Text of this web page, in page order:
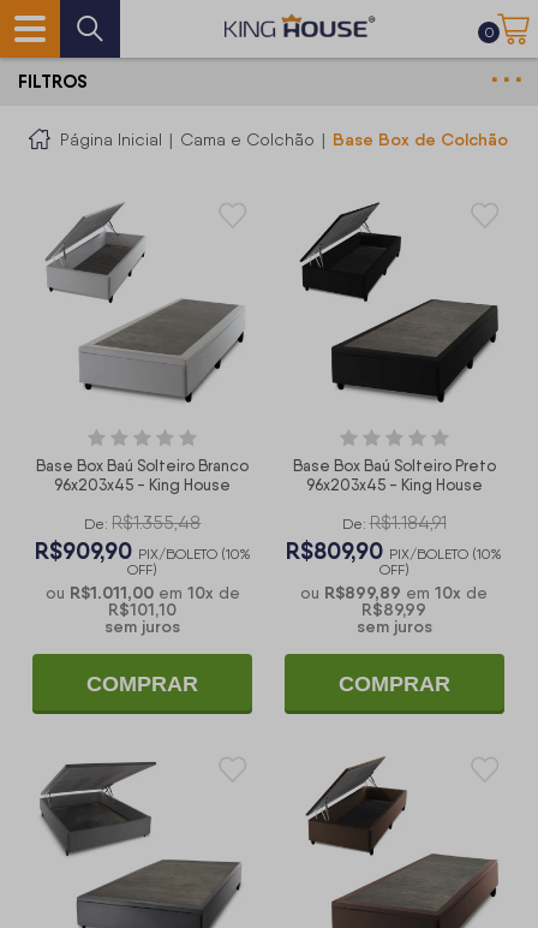
0
Página Inicial | Cama e Colchão | Base Box de Colchão
FILTROS
Base Box Baú Solteiro Branco
96x203x45 - King House
De: R$1.355,48
R$909,90 PIX/BOLETO (10%
OFF)
ou R$1.011,00em 10x de
R$101,10
sem juros
COMPRAR
Base Box Baú Solteiro Preto
96x203x45 - King House
De: R$1.184,91
R$809,90 PIX/BOLETO (10%
OFF)
ou R$899,89 em10x de
R$89,99
sem juros
COMPRAR